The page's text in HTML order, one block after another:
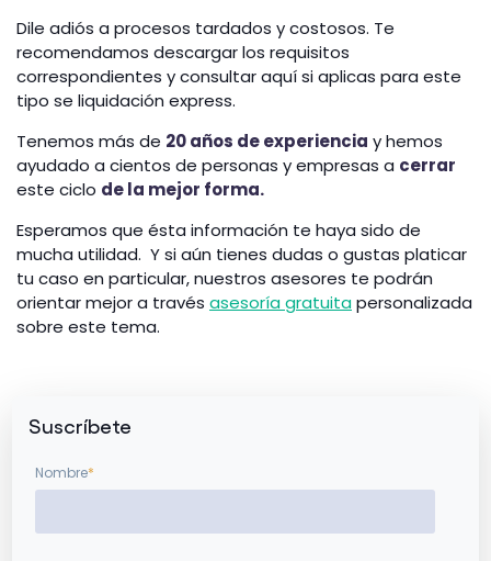
Dile adiós a procesos tardados y costosos. Te
recomendamos descargar los requisitos
correspondientes y consultar aquí si aplicas para este
tipo se liquidación express.
Tenemos más de 20 años de experiencia y hemos
ayudado a cientos de personas y empresas a cerrar
este ciclo de la mejor forma.
Esperamos que ésta información te haya sido de
mucha utilidad. Y si aún tienes dudas o gustas platicar
tu caso en particular, nuestros asesores te podrán
orientar mejor a través asesoría gratuitapersonalizada
sobre este tema.
Suscríbete
Nombre*